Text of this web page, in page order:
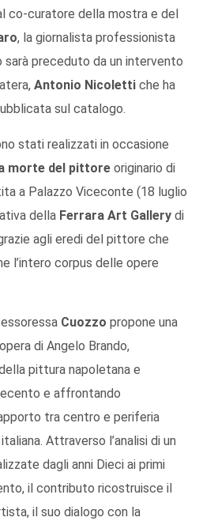
co-curatore della mostra e del
, la giornalista professionista
sarà preceduto da un intervento
Antonio Nicoletti che ha
sul catalogo.
stati realizzati in occasione
morte del pittore originario di
a Palazzo Viceconte (18 luglio
della Ferrara Art Gallery di
agli eredi del pittore che
l’intero corpus delle opere
Cuozzo propone una
di Angelo Brando,
pittura napoletana e
e affrontando
tra centro e periferia
Attraverso l’analisi di un
dagli anni Dieci ai primi
il contributo ricostruisce il
il suo dialogo con la